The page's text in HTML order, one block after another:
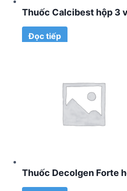
Thuốc Calcibest hộp 3
Đọc tiếp
Thuốc Decolgen Forte